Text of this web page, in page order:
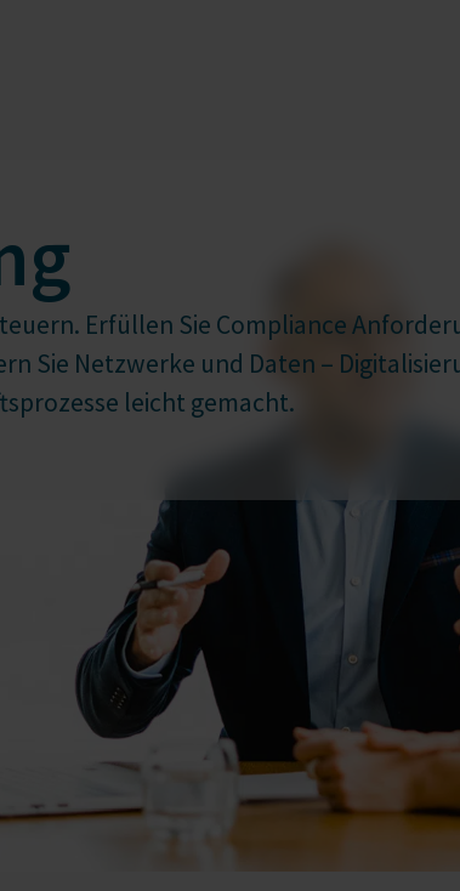
Erfüllen Sie Compliance
Sie Netzwerke und Daten –
leicht gemacht.